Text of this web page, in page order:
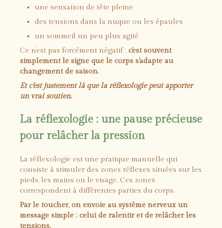
une sensation de tête pleine
des tensions dans la nuque ou les épaules
un sommeil un peu plus agité
Ce n’est pas forcément négatif : c’est souvent
simplement le signe que le corps s’adapte au
changement de saison.
Et c’est justement là que la réflexologie peut apporter
un vrai soutien.
La réflexologie : une pause précieuse
pour relâcher la pression
La réflexologie est une pratique manuelle qui
consiste à stimuler des zones réflexes situées sur les
pieds, les mains ou le visage. Ces zones
correspondent à différentes parties du corps.
Par le toucher, on envoie au système nerveux un
message simple : celui de ralentir et de relâcher les
tensions.